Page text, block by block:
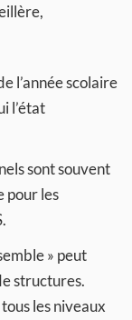
l’année scolaire
l’état
sont souvent
pour les
» peut
structures.
les niveaux